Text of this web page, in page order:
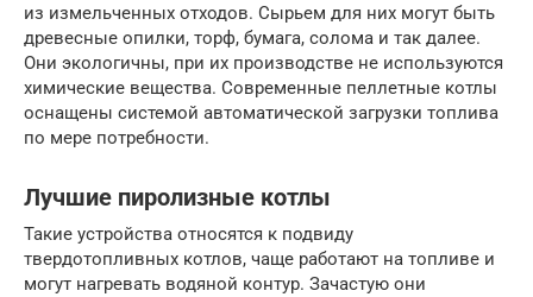
из измельченных отходов. Сырьем для них могут быть
древесные опилки, торф, бумага, солома и так далее.
Они экологичны, при их производстве не используются
химические вещества. Современные пеллетные котлы
оснащены системой автоматической загрузки топлива
по мере потребности.
Лучшие пиролизные котлы
Такие устройства относятся к подвиду
твердотопливных котлов, чаще работают на топливе и
могут нагревать водяной контур. Зачастую они